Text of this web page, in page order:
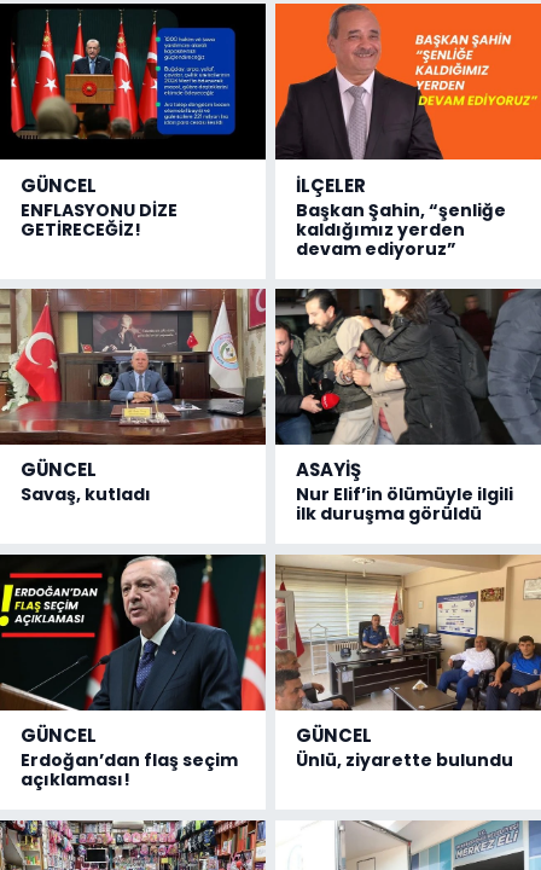
GÜNCEL
ENFLASYONU DİZE
GETİRECEĞİZ!
İLÇELER
Başkan Şahin, “şenliğe
kaldığımız yerden
devam ediyoruz”
GÜNCEL
Savaş, kutladı
ASAYİŞ
Nur Elif’in ölümüyle ilgili
ilk duruşma görüldü
GÜNCEL
Erdoğan’dan flaş seçim
açıklaması!
GÜNCEL
Ünlü, ziyarette bulundu